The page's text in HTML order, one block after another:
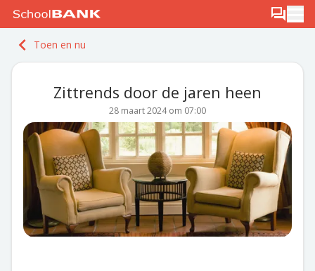
Ga naar de inhoud Berichten
Meld je gratis aan
Toen en nu
Zittrends door de jaren heen
28 maart 2024 om 07:00